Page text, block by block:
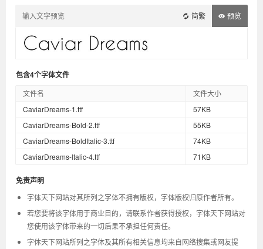
简繁 预览
包含4个字体文件
文件名
文件大小
CaviarDreams-1.ttf
57KB
CaviarDreams-Bold-2.ttf
55KB
CaviarDreams-BoldItalic-3.ttf
74KB
CaviarDreams-Italic-4.ttf
71KB
免责声明
字体天下网站对其所列之字体不拥有版权，字体版权归原作者所有。
若您要将该字体用于商业目的，请联系作者获得授权，字体天下网站对
您使用该字体带来的一切后果不承担任何责任。
字体天下网站所列之字体及其所有相关信息均来自网络搜集或网友提